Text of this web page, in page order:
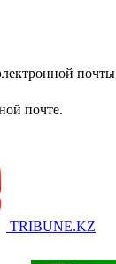
почты
почте.
TRIBUNE.KZ